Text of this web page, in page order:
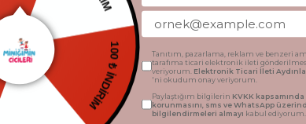
Ürün Açıklaması
Miniğimin Cicileri (1-3 Yaş)
100 ₺ İNDİRİM
Tanıtım, pazarlama, reklam ve benzeri
tarafıma ticari elektronik ileti
veriyorum. Elektronik Ticari İleti
'ni okudum onay veriyorum.
Paylaştığım bilgilerin KVKK kapsamında
korunmasını, sms ve WhatsApp
bilgilendirmeleri almayı kabul ediyorum.